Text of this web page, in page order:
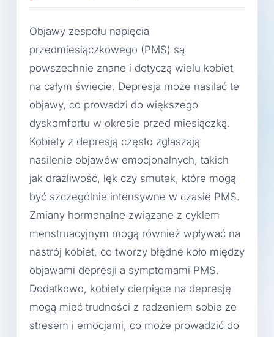
Objawy zespołu napięcia
przedmiesiączkowego (PMS) są
powszechnie znane i dotyczą wielu kobiet
na całym świecie. Depresja może nasilać te
objawy, co prowadzi do większego
dyskomfortu w okresie przed miesiączką.
Kobiety z depresją często zgłaszają
nasilenie objawów emocjonalnych, takich
jak drażliwość, lęk czy smutek, które mogą
być szczególnie intensywne w czasie PMS.
Zmiany hormonalne związane z cyklem
menstruacyjnym mogą również wpływać na
nastrój kobiet, co tworzy błędne koło między
objawami depresji a symptomami PMS.
Dodatkowo, kobiety cierpiące na depresję
mogą mieć trudności z radzeniem sobie ze
stresem i emocjami, co może prowadzić do